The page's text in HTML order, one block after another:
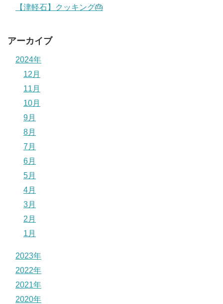
【津軽石】クッキング🎂
アーカイブ
2024年
12月
11月
10月
9月
8月
7月
6月
5月
4月
3月
2月
1月
2023年
2022年
2021年
2020年